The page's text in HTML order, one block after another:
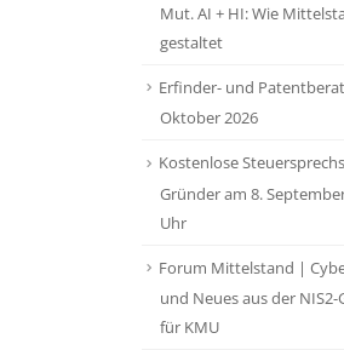
Mut. AI + HI: Wie
gestaltet
Erfinder- und
Oktober 2026
Kostenlose
Gründer am 8.
Uhr
Forum Mittelstand |
und Neues aus der
für KMU